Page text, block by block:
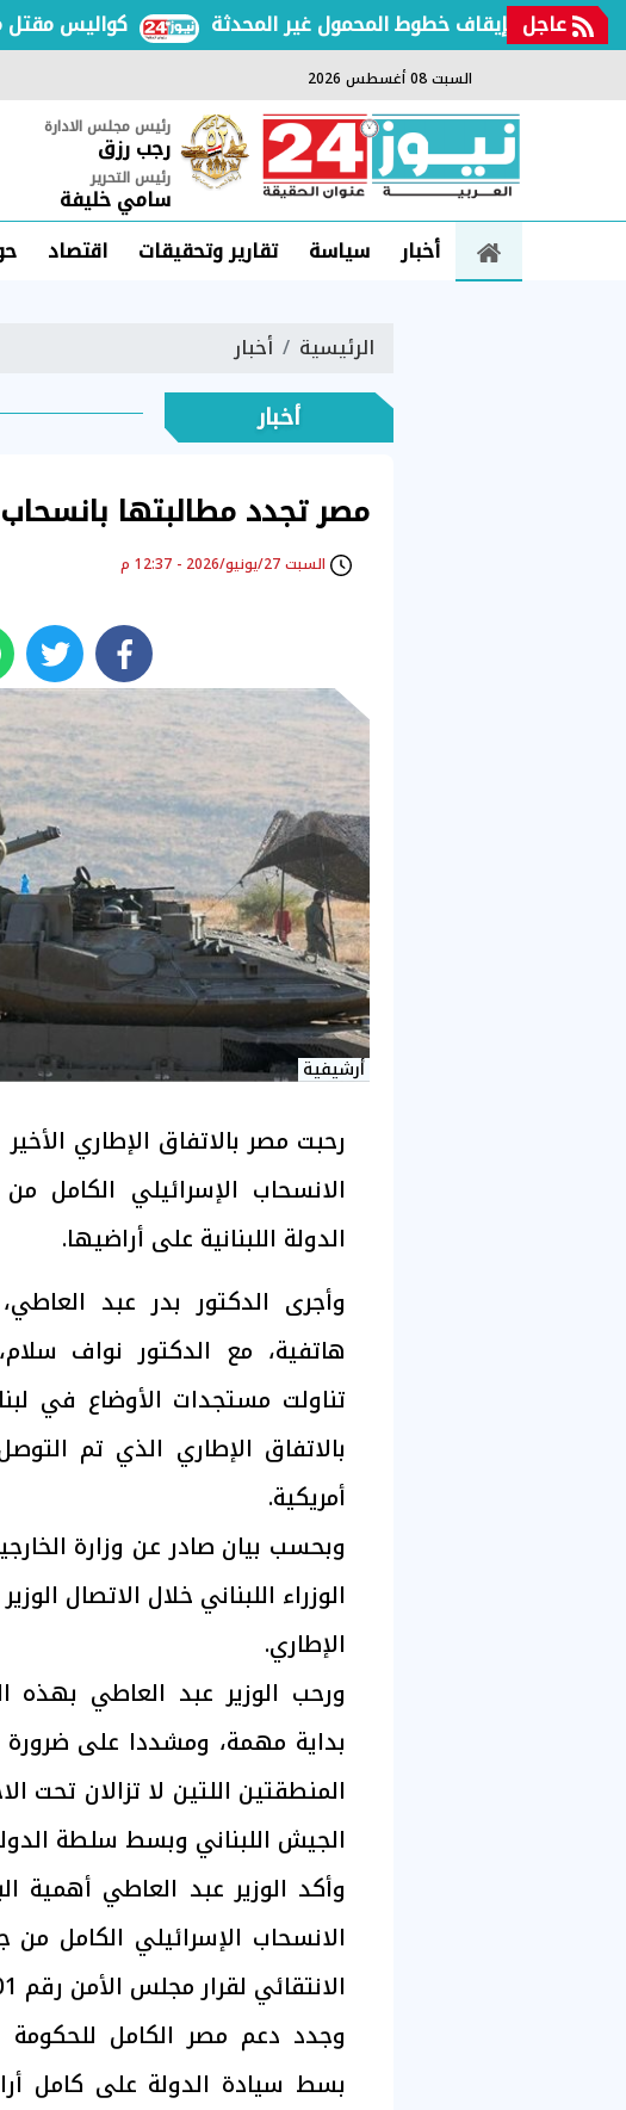
عاجل كواليس مقتل مسن بإيقاف خطوط المحمول غير المحدثة
السبت 08 أغسطس 2026
رئيس مجلس الادارة
رجب رزق
رئيس التحرير
سامي خليفة
أخبار
سياسة تقارير وتحقيقات اقتصاد
الرئيسية أخبار
أخبار
مصر تجدد مطالبتها
السبت 27/يونيو/2026 - 12:37 م
أرشيفية
رحبت مصر بالاتفاق الإطاري
الانسحاب الإسرائيلي الكامل
الدولة اللبنانية على أراضيها.
وأجرى الدكتور بدر عبد
هاتفية، مع الدكتور نواف
تناولت مستجدات الأوضاع في
بالاتفاق الإطاري الذي تم
أمريكية.
وبحسب بيان صادر عن وزارة
الوزراء اللبناني خلال الاتصال
الإطاري.
ورحب الوزير عبد العاطي بهذه
بداية مهمة، ومشددا على ضرورة
المنطقتين اللتين لا تزالان تحت
الجيش اللبناني وبسط سلطة
وأكد الوزير عبد العاطي أهمية
الانسحاب الإسرائيلي الكامل من
الانتقائي لقرار مجلس الأمن رقم 1701.
وجدد دعم مصر الكامل للحكومة
بسط سيادة الدولة على كامل